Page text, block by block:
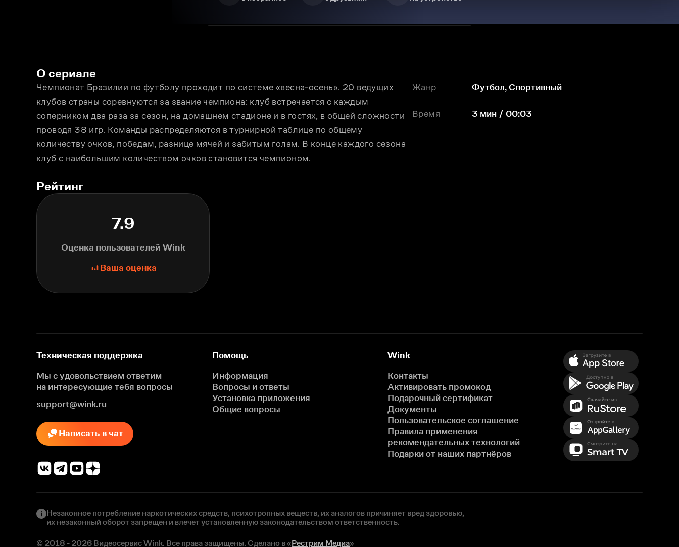
О сериале
Чемпионат Бразилии по футболу проходит по системе «весна-осень». 20 ведущих
клубов страны соревнуются за звание чемпиона: клуб встречается с каждым
соперником два раза за сезон, на домашнем стадионе и в гостях, в общей сложности
проводя 38 игр. Команды распределяются в турнирной таблице по общему
количеству очков, победам, разнице мячей и забитым голам. В конце каждого сезона
клуб с наибольшим количеством очков становится чемпионом.
Жанр Футбол, Спортивный
Время 3 мин / 00:03
Рейтинг
7.9
Оценка пользователей Wink
Ваша оценка
Техническая поддержка
Мы с удовольствием ответим
на интересующие тебя вопросы
support@wink.ru
Написать в чат
Помощь
Информация
Вопросы и ответы
Установка приложения
Общие вопросы
Wink
Контакты
Активировать промокод
Подарочный сертификат
Документы
Пользовательское соглашение
Правила применения
рекомендательных технологий
Подарки от наших партнёров
Незаконное потребление наркотических средств, психотропных веществ, их аналогов причиняет вред здоровью,
их незаконный оборот запрещен и влечет установленную законодательством ответственность.
© 2018 - 2026 Видеосервис Wink. Все права защищены. Сделано в «Рестрим Медиа»